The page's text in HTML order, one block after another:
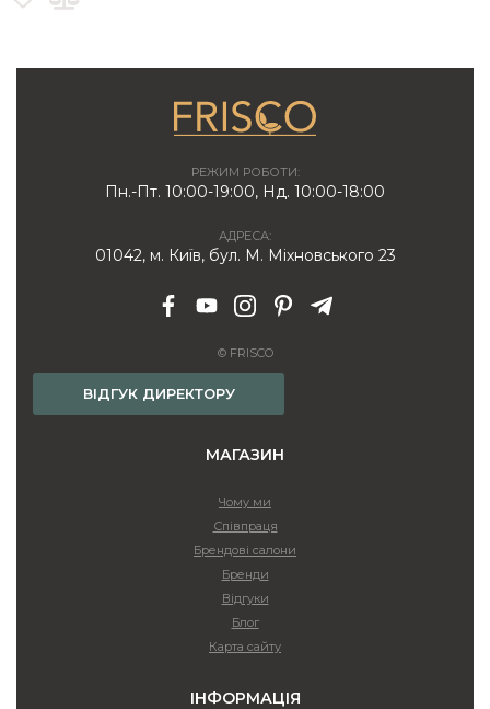
РЕЖИМ РОБОТИ:
Пн.-Пт. 10:00-19:00, Нд. 10:00-18:00
АДРЕСА:
01042, м. Київ, бул. М. Міхновського 23
© FRISCO
ВІДГУК ДИРЕКТОРУ
МАГАЗИН
Чому ми
Співпраця
Брендові салони
Бренди
Відгуки
Блог
Карта сайту
ІНФОРМАЦІЯ